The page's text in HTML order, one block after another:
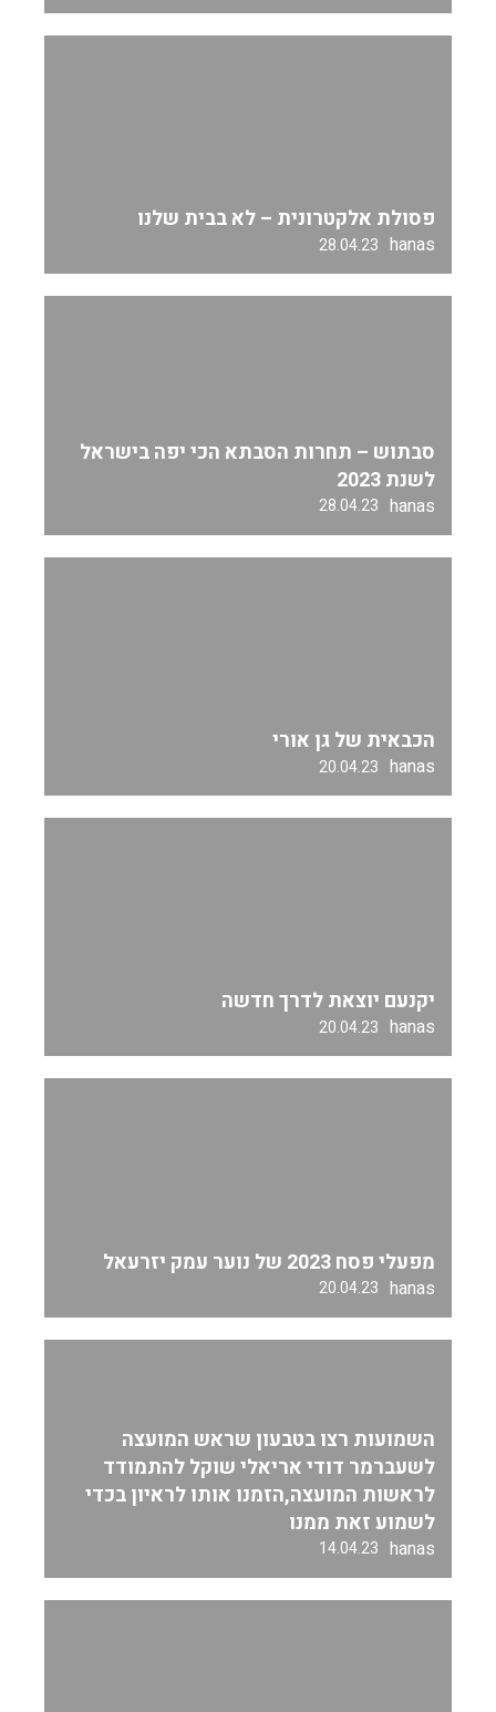
פסולת אלקטרונית – לא בבית שלנו
hanas
28.04.23
סבתוש – תחרות הסבתא הכי יפה בישראל
לשנת 2023
hanas
28.04.23
הכבאית של גן אורי
hanas
20.04.23
יקנעם יוצאת לדרך חדשה
hanas
20.04.23
מפעלי פסח 2023 של נוער עמק יזרעאל
hanas
20.04.23
השמועות רצו בטבעון שראש המועצה
לשעברמר דודי אריאלי שוקל להתמודד
לראשות המועצה,הזמנו אותו לראיון בכדי
לשמוע זאת ממנו
hanas
14.04.23